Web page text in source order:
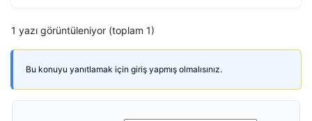
1 yazı görüntüleniyor (toplam 1)
Bu konuyu yanıtlamak için giriş yapmış olmalısınız.